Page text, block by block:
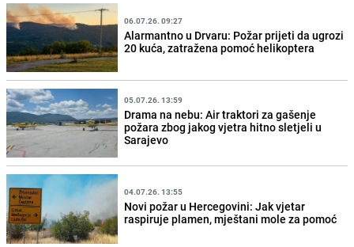
06.07.26. 09:27
Alarmantno u Drvaru: Požar prijeti da ugrozi
20 kuća, zatražena pomoć helikoptera
05.07.26. 13:59
Drama na nebu: Air traktori za gašenje
požara zbog jakog vjetra hitno sletjeli u
Sarajevo
04.07.26. 13:55
Novi požar u Hercegovini: Jak vjetar
raspiruje plamen, mještani mole za pomoć